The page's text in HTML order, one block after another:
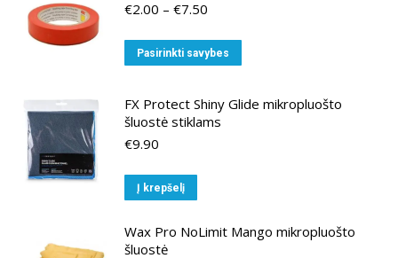
€2.00 – €7.50
€2.00
through
Pasirinkti savybes
be
FX Protect Shiny Glide mikropluošto
šluostė stiklams
€9.90
Į krepšelį
Wax Pro NoLimit Mango mikropluošto
šluostė